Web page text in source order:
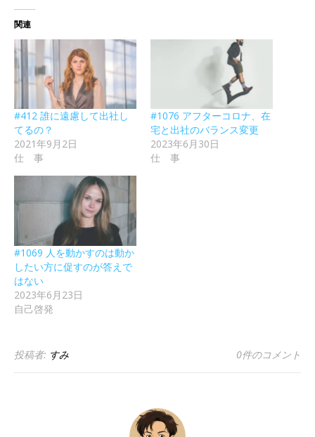
関連
#412 誰に遠慮して出社し
てるの？
2021年9月2日
仕 事
#1076 アフターコロナ、在
宅と出社のバランス変更
2023年6月30日
仕 事
#1069 人を動かすのは動か
したい方に促すのが答えで
はない
2023年6月23日
自己啓発
投稿者: すみ 0件のコメント